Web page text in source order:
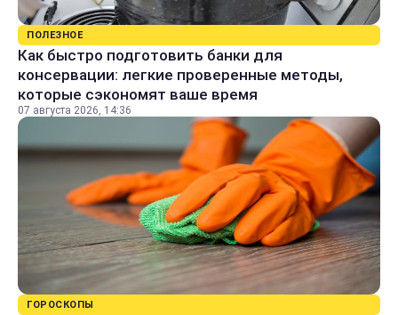
ПОЛЕЗНОЕ
Как быстро подготовить банки для
консервации: легкие проверенные методы,
которые сэкономят ваше время
07 августа 2026, 14:36
ГОРОСКОПЫ